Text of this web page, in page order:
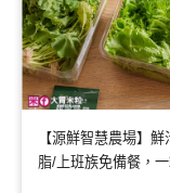
【源鮮智慧農場】
脂/上班族免備餐，